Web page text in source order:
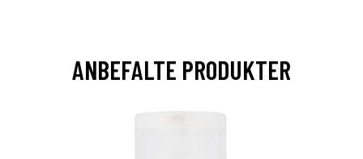
ANBEFALTE PRODUKTER